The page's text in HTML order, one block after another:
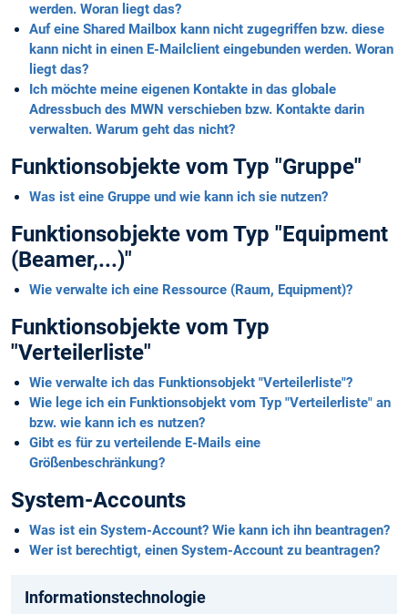
werden. Woran liegt das?
Auf eine Shared Mailbox kann nicht zugegriffen bzw. diese
kann nicht in einen E-Mailclient eingebunden werden. Woran
liegt das?
Ich möchte meine eigenen Kontakte in das globale
Adressbuch des MWN verschieben bzw. Kontakte darin
verwalten. Warum geht das nicht?
Funktionsobjekte vom Typ "Gruppe"
Was ist eine Gruppe und wie kann ich sie nutzen?
Funktionsobjekte vom Typ "Equipment
(Beamer,...)"
Wie verwalte ich eine Ressource (Raum, Equipment)?
Funktionsobjekte vom Typ
"Verteilerliste"
Wie verwalte ich das Funktionsobjekt "Verteilerliste"?
Wie lege ich ein Funktionsobjekt vom Typ "Verteilerliste" an
bzw. wie kann ich es nutzen?
Gibt es für zu verteilende E-Mails eine
Größenbeschränkung?
System-Accounts
Was ist ein System-Account? Wie kann ich ihn beantragen?
Wer ist berechtigt, einen System-Account zu beantragen?
Informationstechnologie